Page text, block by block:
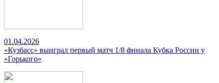
01.04.2026
«Кузбасс» выиграл первый матч 1/8 финала Кубка России у
«Горького»